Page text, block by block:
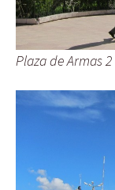
Plaza de Armas 2